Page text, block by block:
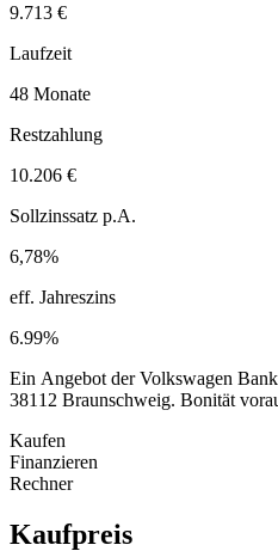
9.713 €
Laufzeit
48 Monate
Restzahlung
10.206 €
Sollzinssatz p.A.
6,78%
eff. Jahreszins
6.99%
Ein Angebot der Volkswagen
38112 Braunschweig. Bonität
Kaufen
Finanzieren
Rechner
Kaufpreis